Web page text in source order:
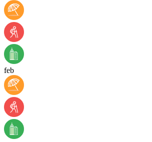
feb